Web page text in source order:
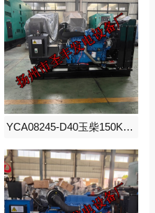
YCA08245-D40玉柴150KW柴油发电机组